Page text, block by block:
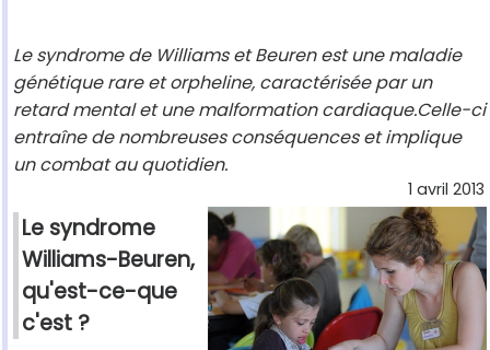
Le syndrome de Williams et Beuren est une maladie
génétique rare et orpheline, caractérisée par un
retard mental et une malformation cardiaque.Celle-ci
entraîne de nombreuses conséquences et implique
un combat au quotidien.
1 avril 2013
Le syndrome
Williams-Beuren,
qu'est-ce-que
c'est ?